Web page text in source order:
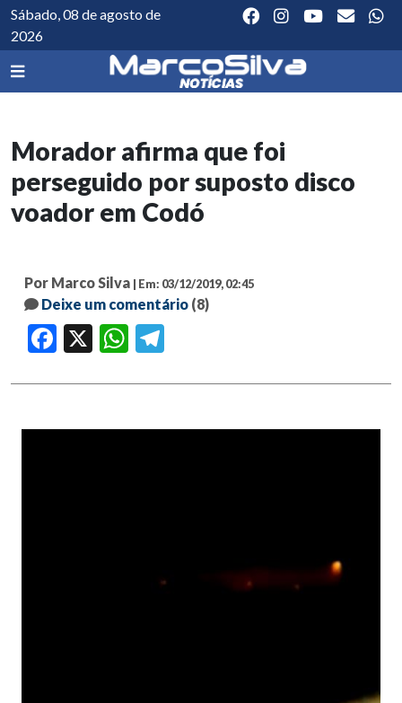
Sábado, 08 de agosto de
2026
Morador afirma que foi
perseguido por suposto disco
voador em Codó
Por Marco Silva | Em: 03/12/2019, 02:45
Deixe um comentário (8)
Facebook WhatsApp